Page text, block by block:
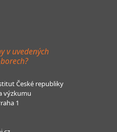
v uvedených
České republiky
výzkumu
1